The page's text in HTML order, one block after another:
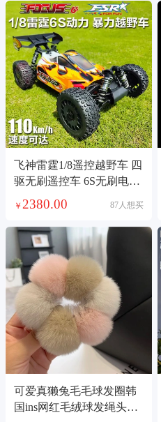
飞神雷霆1/8遥控越野车 四
驱无刷遥控车 6S无刷电越
比赛电越车模
￥ 2380.00 87人想买
可爱真獭兔毛毛球发圈韩
国ins网红毛绒球发绳头绳